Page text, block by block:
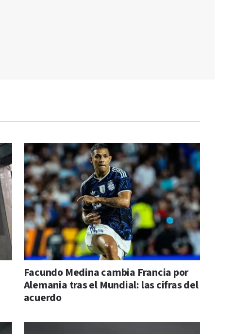
Facundo Medina cambia Francia por
Alemania tras el Mundial: las cifras del
acuerdo